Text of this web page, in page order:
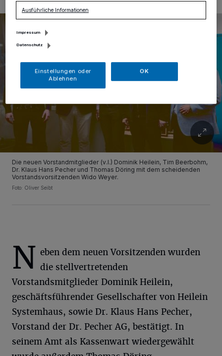
Die neuen Vorstandmitglieder (v.l.) Dominik Heilein, Tim Beerbohm,
Dr. Klaus Hans Pecher und Thomas Döring mit dem scheidenden
Vorstandsvorsitzenden Wido Weyer.
Foto: Oliver Seibt
N eben dem neuen Vorsitzenden wurden
die stellvertretenden
Vorstandsmitglieder Dominik Heilein,
geschäftsführender Gesellschafter von Heilein
Systemhaus, sowie Dr. Klaus Hans Pecher,
Vorstand der Dr. Pecher AG, bestätigt. In
seinem Amt als Kassenwart wiedergewählt
Ausführliche Informationen
Impressum
Datenschutz
Einstellungen oder
Ablehnen
OK